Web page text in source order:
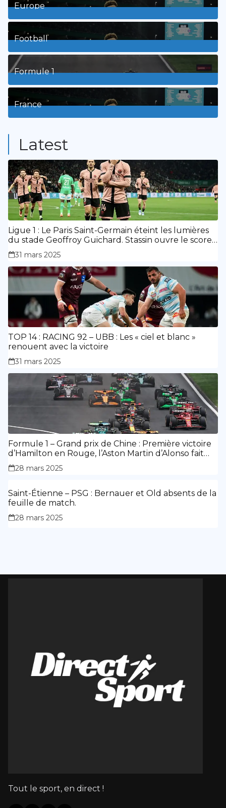
Europe
3Posts
Football
8Posts
Formule 1
3Posts
France
Latest
Ligue 1 : Le Paris Saint-Germain éteint les lumières
du stade Geoffroy Guichard. Stassin ouvre le score,
doublé de Doué.
31 mars 2025
TOP 14 : RACING 92 – UBB : Les « ciel et blanc »
renouent avec la victoire
31 mars 2025
Formule 1 – Grand prix de Chine : Première victoire
d’Hamilton en Rouge, l’Aston Martin d’Alonso fait
des siennes.
28 mars 2025
Saint-Étienne – PSG : Bernauer et Old absents de la
feuille de match.
28 mars 2025
Tout le sport, en direct !